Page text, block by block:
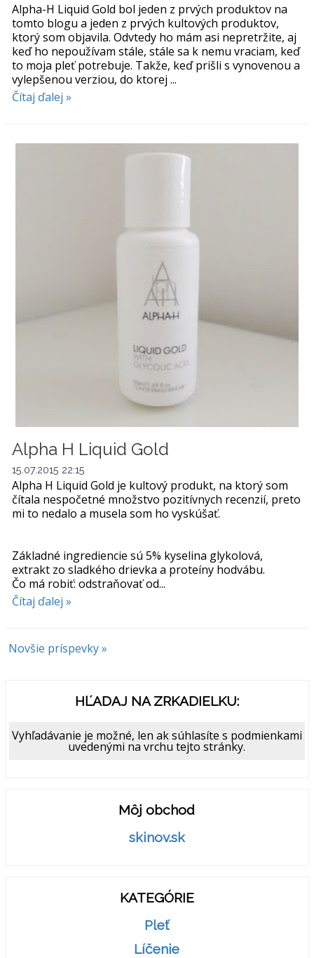
Alpha-H Liquid Gold bol jeden z prvých produktov na
tomto blogu a jeden z prvých kultových produktov,
ktorý som objavila. Odvtedy ho mám asi nepretržite, aj
keď ho nepoužívam stále, stále sa k nemu vraciam, keď
to moja pleť potrebuje. Takže, keď prišli s vynovenou a
vylepšenou verziou, do ktorej ...
Čítaj ďalej »
Alpha H Liquid Gold
15.07.2015 22:15
Alpha H Liquid Gold je kultový produkt, na ktorý som
čítala nespočetné množstvo pozitívnych recenzií, preto
mi to nedalo a musela som ho vyskúšať.
Základné ingrediencie sú 5% kyselina glykolová,
extrakt zo sladkého drievka a proteíny hodvábu.
Čo má robiť: odstraňovať od...
Čítaj ďalej »
Novšie príspevky »
HĽADAJ NA ZRKADIELKU:
Vyhľadávanie je možné, len ak súhlasíte s podmienkami
uvedenými na vrchu tejto stránky.
Môj obchod
skinov.sk
KATEGÓRIE
Pleť
Líčenie